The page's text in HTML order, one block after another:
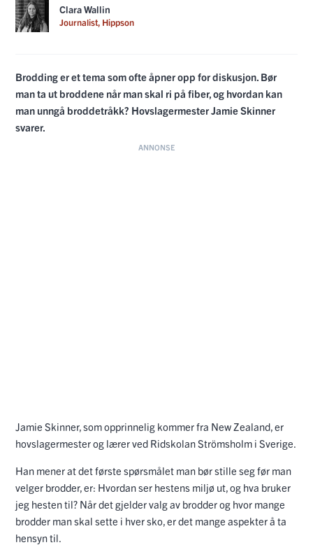
Clara Wallin
Journalist, Hippson
Brodding er et tema som ofte åpner opp for diskusjon. Bør
man ta ut broddene når man skal ri på fiber, og hvordan kan
man unngå broddetråkk? Hovslagermester Jamie Skinner
svarer.
Jamie Skinner, som opprinnelig kommer fra New Zealand, er
hovslagermester og lærer ved Ridskolan Strömsholm i Sverige.
Han mener at det første spørsmålet man bør stille seg før man
velger brodder, er: Hvordan ser hestens miljø ut, og hva bruker
jeg hesten til? Når det gjelder valg av brodder og hvor mange
brodder man skal sette i hver sko, er det mange aspekter å ta
hensyn til.